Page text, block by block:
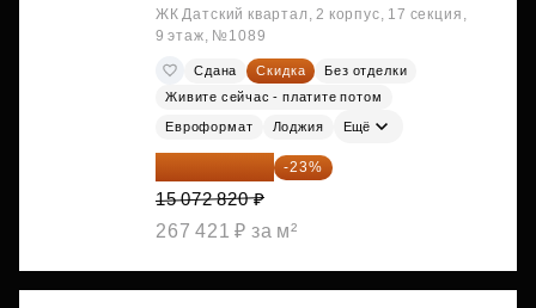
ЖК Датский квартал, 2 корпус, 17 секция,
9 этаж, №1089
Сдана Скидка
Без отделки
Живите сейчас - платите потом
Евроформат Лоджия Ещё
11 606 071 ₽ -23%
15 072 820 ₽
267 421 ₽ за м²